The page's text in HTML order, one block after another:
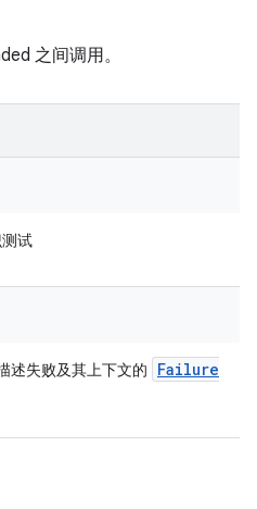
之间调用。
测试
述失败及其上下文的
Failure